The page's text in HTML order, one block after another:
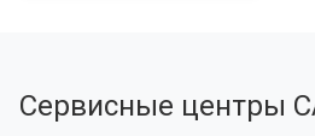
Сервисные центры